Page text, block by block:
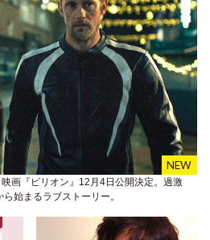
画『ピリオン』12月4日公開決定。過激
始まるラブストーリー。